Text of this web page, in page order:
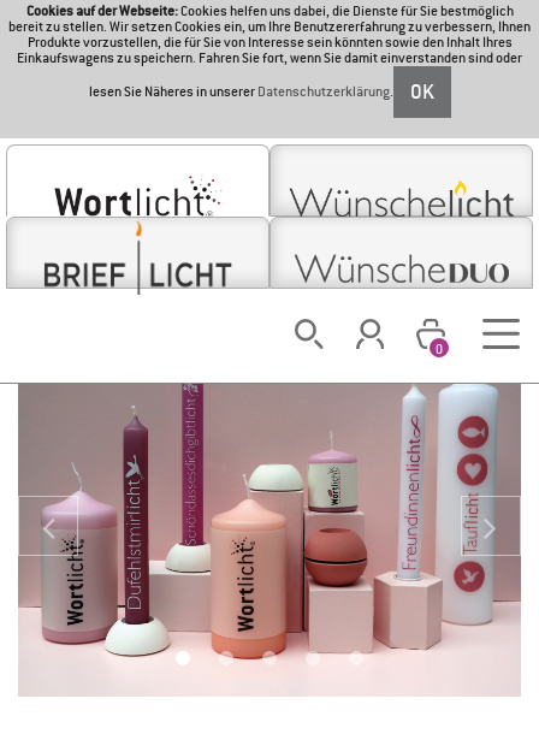
Cookies auf der Webseite:Cookies helfen uns dabei, die Dienste für Sie bestmöglich
bereit zu stellen. Wir setzen Cookies ein, um Ihre Benutzererfahrung zu verbessern, Ihnen
Produkte vorzustellen, die für Sie von Interesse sein könnten sowie den Inhalt Ihres
Einkaufswagens zu speichern. Fahren Sie fort, wenn Sie damit einverstanden sind oder
lesen Sie Näheres in unsererDatenschutzerklärung. OK
0